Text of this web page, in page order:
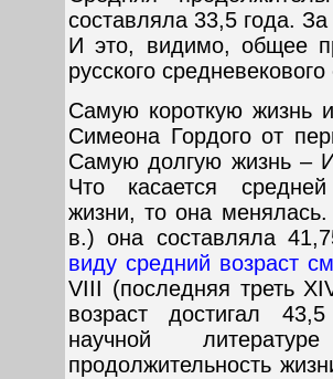
составляла 33,5 года.
И это, видимо, общее
русского
Самую короткую жизнь
Симеона Гордого от
Самую долгую жизнь –
Что касается средней
жизни, то она
в.) она составляла
виду средний возраст
VIII (последняя треть
возраст достигал
научной
продолжительность